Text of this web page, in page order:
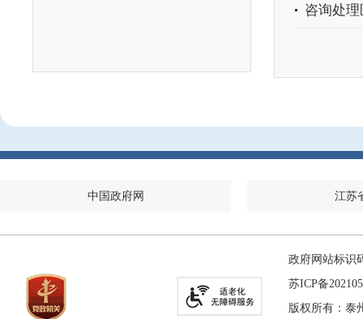
咨询处
中国政府网 江苏
政府网站标识
苏ICP备
版权所有：泰